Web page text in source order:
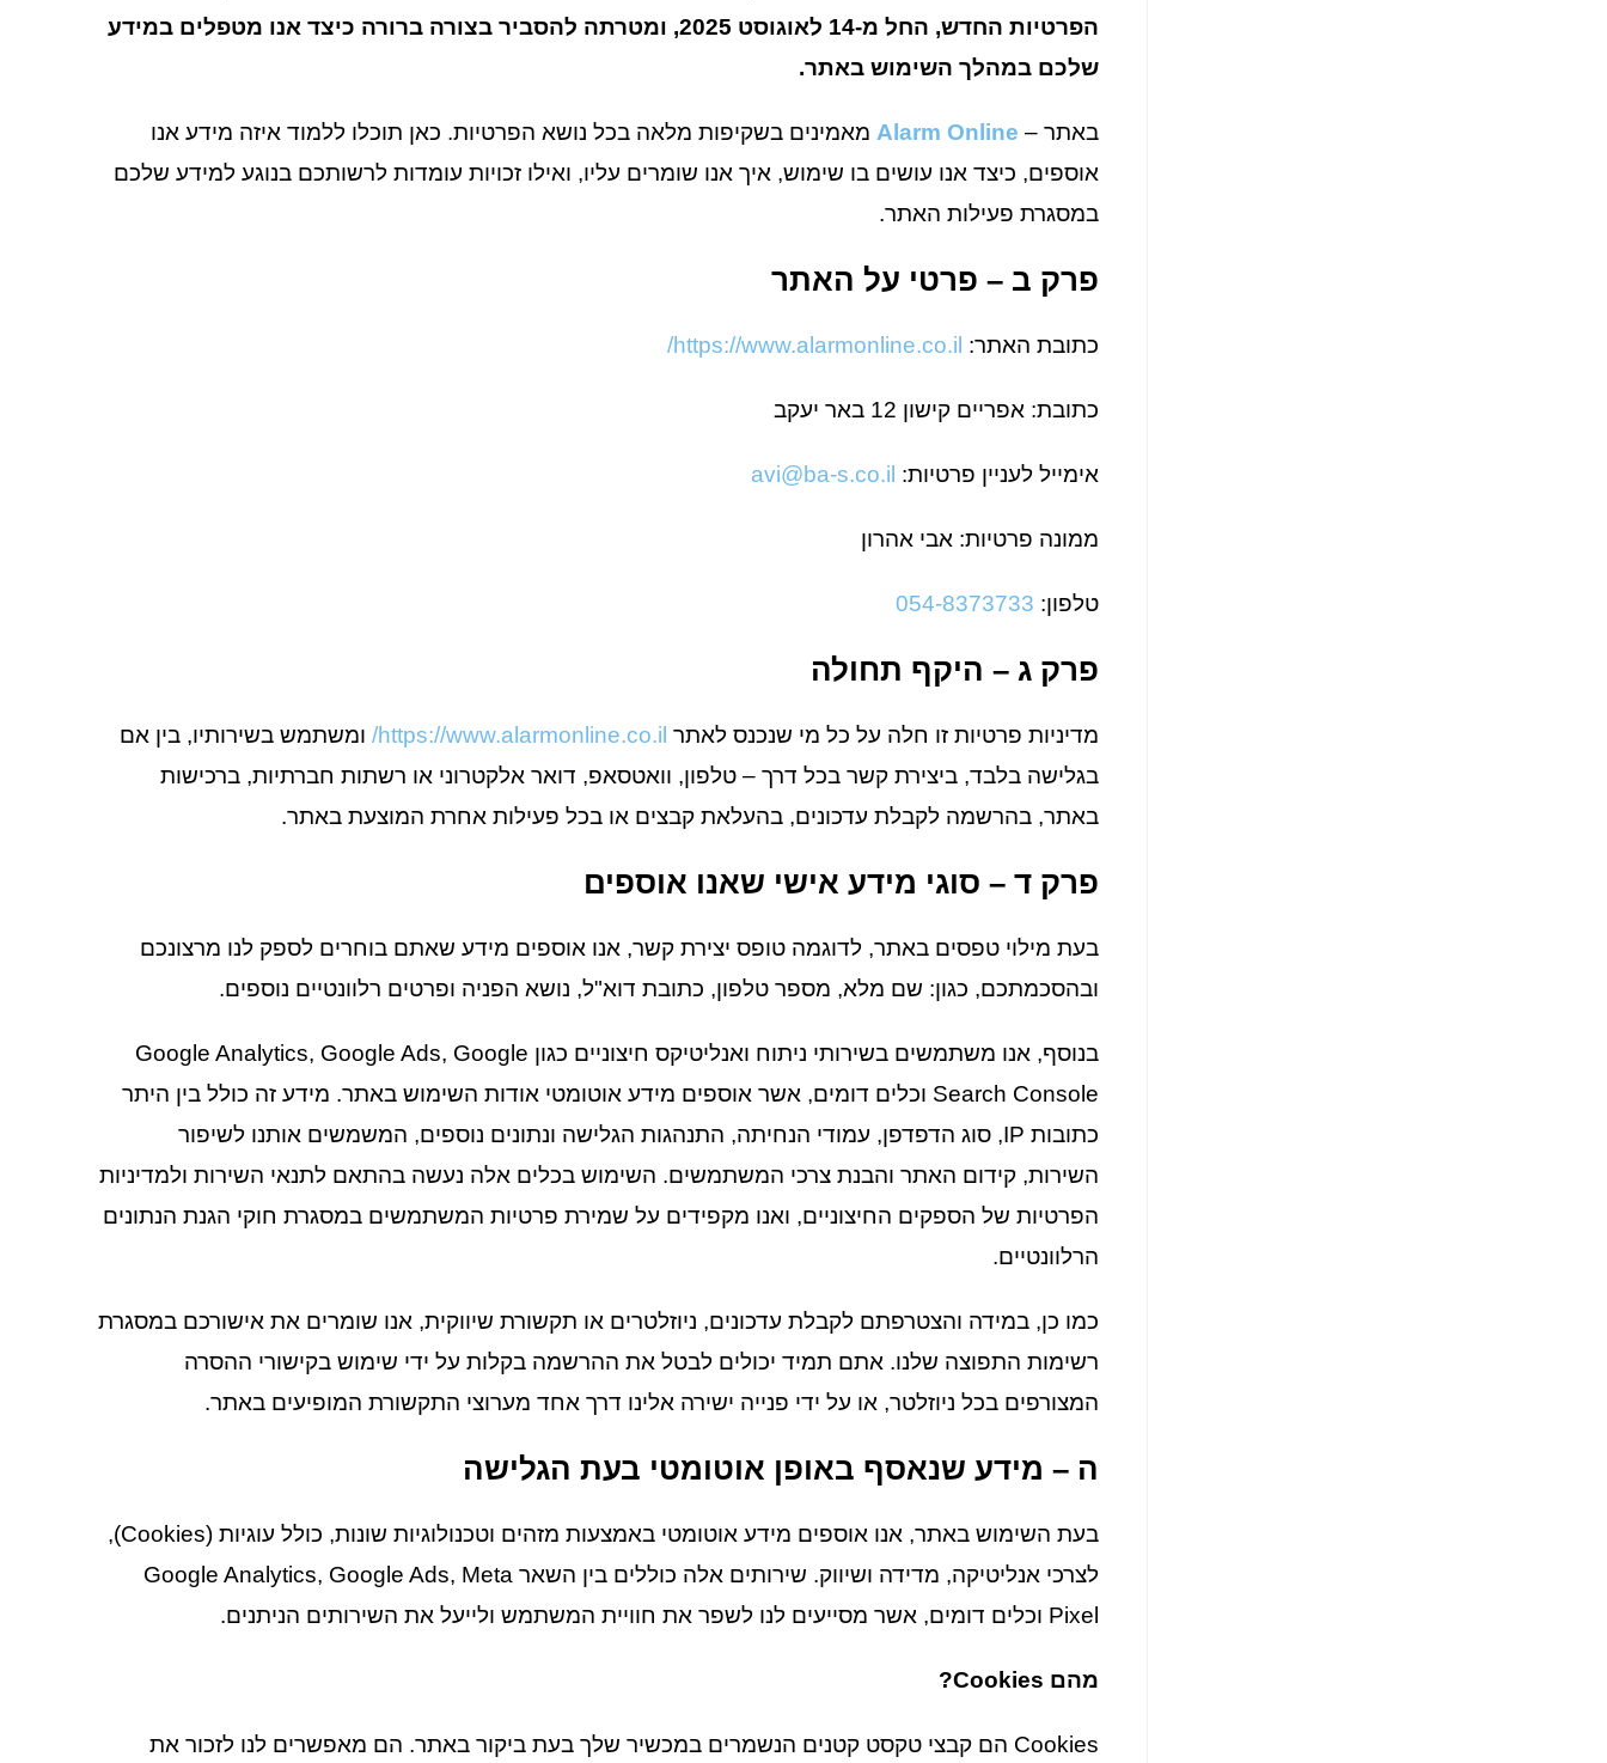
הפרטיות החדש, החל מ-14 לאוגוסט 2025, ומטרתה להסביר בצורה ברורה כיצד אנו מטפלים במידע
שלכם במהלך השימוש באתר.
באתר – Alarm Online מאמינים בשקיפות מלאה בכל נושא הפרטיות. כאן תוכלו ללמוד איזה מידע אנו
אוספים, כיצד אנו עושים בו שימוש, איך אנו שומרים עליו, ואילו זכויות עומדות לרשותכם בנוגע למידע שלכם
במסגרת פעילות האתר.
פרק ב – פרטי על האתר
כתובת האתר: https://www.alarmonline.co.il/
כתובת: אפריים קישון 12 באר יעקב
אימייל לעניין פרטיות: avi@ba-s.co.il
ממונה פרטיות: אבי אהרון
טלפון:
פרק ג – היקף תחולה
מדיניות פרטיות זו חלה על כל מי שנכנס לאתר https://www.alarmonline.co.il/
ומשתמש בשירותיו, בין אם
בגלישה בלבד, ביצירת קשר בכל דרך – טלפון, וואטסאפ, דואר אלקטרוני או רשתות חברתיות, ברכישות
באתר, בהרשמה לקבלת עדכונים, בהעלאת קבצים או בכל פעילות אחרת המוצעת באתר.
פרק ד – סוגי מידע אישי שאנו אוספים
בעת מילוי טפסים באתר, לדוגמה טופס יצירת קשר, אנו אוספים מידע שאתם בוחרים לספק לנו מרצונכם
ובהסכמתכם, כגון: שם מלא, מספר טלפון, כתובת דוא"ל, נושא הפניה ופרטים רלוונטיים נוספים.
בנוסף, אנו משתמשים בשירותי ניתוח ואנליטיקס חיצוניים כגון Google Analytics, Google Ads, Google
Search Console וכלים דומים, אשר אוספים מידע אוטומטי אודות השימוש באתר. מידע זה כולל בין היתר
כתובות IP, סוג הדפדפן, עמודי הנחיתה, התנהגות הגלישה ונתונים נוספים, המשמשים אותנו לשיפור
השירות, קידום האתר והבנת צרכי המשתמשים. השימוש בכלים אלה נעשה בהתאם לתנאי השירות ולמדיניות
הפרטיות של הספקים החיצוניים, ואנו מקפידים על שמירת פרטיות המשתמשים במסגרת חוקי הגנת הנתונים
הרלוונטיים.
כמו כן, במידה והצטרפתם לקבלת עדכונים, ניוזלטרים או תקשורת שיווקית, אנו שומרים את אישורכם במסגרת
רשימות התפוצה שלנו. אתם תמיד יכולים לבטל את ההרשמה בקלות על ידי שימוש בקישורי ההסרה
המצורפים בכל ניוזלטר, או על ידי פנייה ישירה אלינו דרך אחד מערוצי התקשורת המופיעים באתר.
ה – מידע שנאסף באופן אוטומטי בעת הגלישה
בעת השימוש באתר, אנו אוספים מידע אוטומטי באמצעות מזהים וטכנולוגיות שונות, כולל עוגיות (Cookies),
לצרכי אנליטיקה, מדידה ושיווק. שירותים אלה כוללים בין השאר Google Analytics, Google Ads, Meta
Pixel וכלים דומים, אשר מסייעים לנו לשפר את חוויית המשתמש ולייעל את השירותים הניתנים.
מהם Cookies
?
Cookies הם קבצי טקסט קטנים הנשמרים במכשיר שלך בעת ביקור באתר. הם מאפשרים לנו לזכור את